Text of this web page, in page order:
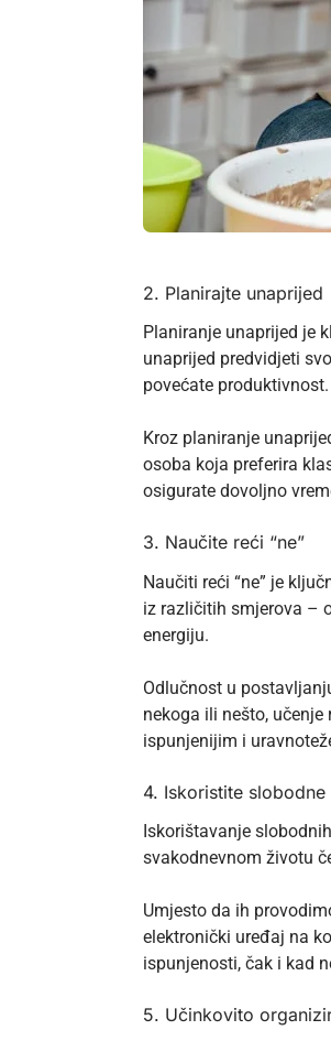
2. Planirajte unaprijed
Planiranje unaprijed je
unaprijed predvidjeti
povećate produktivnost.
Kroz planiranje
osoba koja preferira
osigurate dovoljno
3. Naučite reći “ne”
Naučiti reći “ne” je
iz različitih smjerova –
energiju.
Odlučnost u
nekoga ili nešto,
ispunjenijim i
4. Iskoristite slobodne
Iskorištavanje
svakodnevnom životu
Umjesto da ih
elektronički uređaj na
ispunjenosti, čak i kad
5. Učinkovito